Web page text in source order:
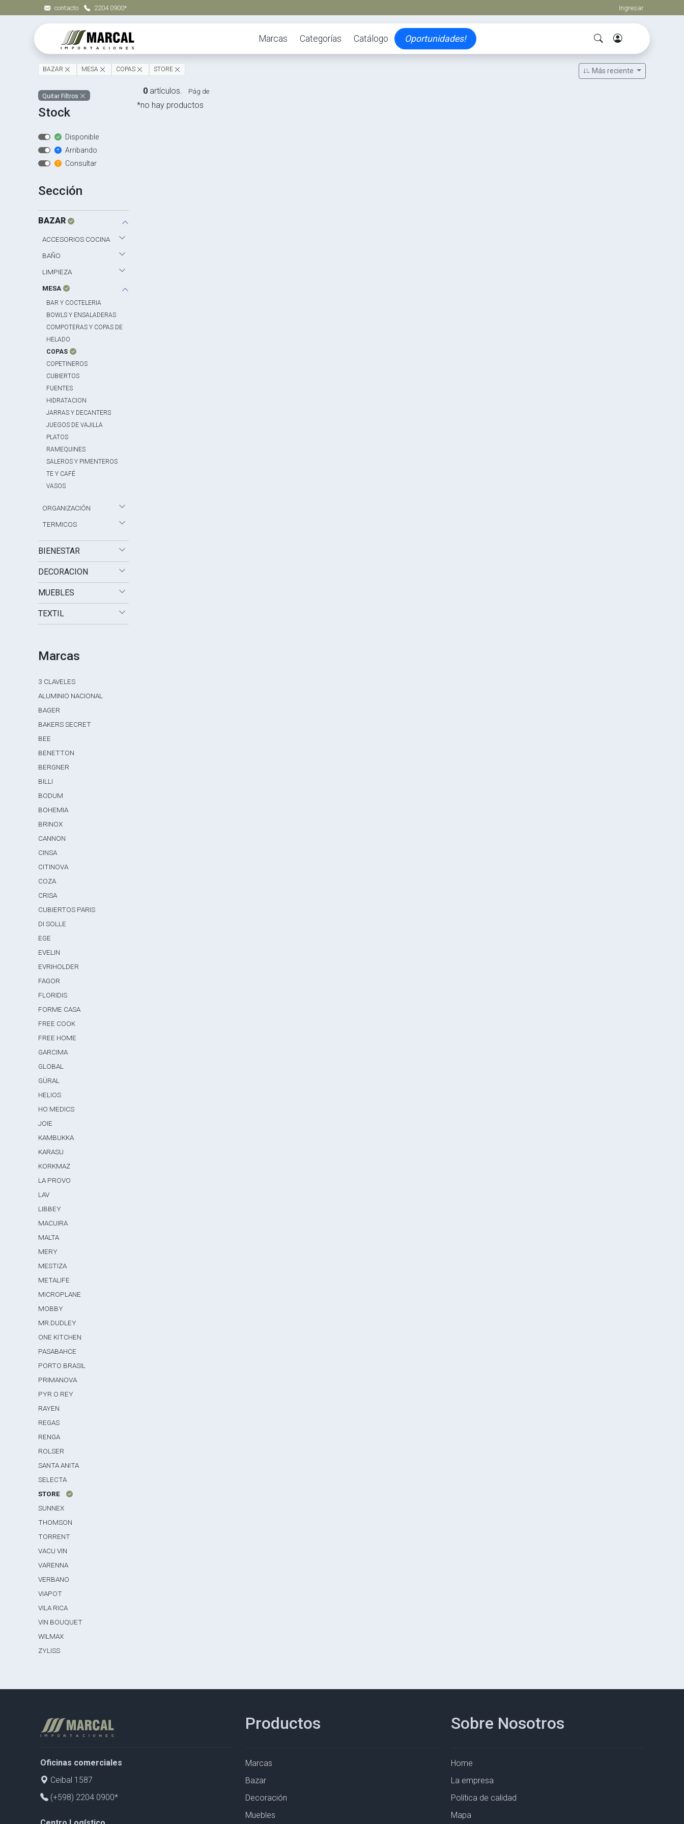
contacto 2204 0900* Ingresar
Marcas Categorías Catálogo Oportunidades!
Más reciente
BAZAR MESA COPAS STORE
Quitar Filtros
Stock
Disponible
Arribando
Consultar
Sección
BAZAR
ACCESORIOS COCINA
BAÑO
LIMPIEZA
MESA
BAR Y COCTELERIA
BOWLS Y ENSALADERAS
COMPOTERAS Y COPAS DE
HELADO
COPAS
COPETINEROS
CUBIERTOS
FUENTES
HIDRATACION
JARRAS Y DECANTERS
JUEGOS DE VAJILLA
PLATOS
RAMEQUINES
SALEROS Y PIMENTEROS
TE Y CAFÉ
VASOS
ORGANIZACIÓN
TERMICOS
BIENESTAR
DECORACION
MUEBLES
TEXTIL
Marcas
3 CLAVELES
ALUMINIO NACIONAL
BAGER
BAKERS SECRET
BEE
BENETTON
BERGNER
BILLI
BODUM
BOHEMIA
BRINOX
CANNON
CINSA
CITINOVA
COZA
CRISA
CUBIERTOS PARIS
DI SOLLE
EGE
EVELIN
EVRIHOLDER
FAGOR
FLORIDIS
FORME CASA
FREE COOK
FREE HOME
GARCIMA
GLOBAL
GÜRAL
HELIOS
HO MEDICS
JOIE
KAMBUKKA
KARASU
KORKMAZ
LA PROVO
LAV
LIBBEY
MACUIRA
MALTA
MERY
MESTIZA
METALIFE
MICROPLANE
MOBBY
MR.DUDLEY
ONE KITCHEN
PASABAHCE
PORTO BRASIL
PRIMANOVA
PYR O REY
RAYEN
REGAS
RENGA
ROLSER
SANTA ANITA
SELECTA
STORE
SUNNEX
THOMSON
TORRENT
VACU VIN
VARENNA
VERBANO
VIAPOT
VILA RICA
VIN BOUQUET
WILMAX
ZYLISS
*no hay productos
0artículos. Pág de
Oficinas comerciales
Ceibal 1587
(+598) 2204 0900*
Productos
Marcas
Bazar
Decoración
Muebles
Sobre Nosotros
Home
La empresa
Política de calidad
Mapa